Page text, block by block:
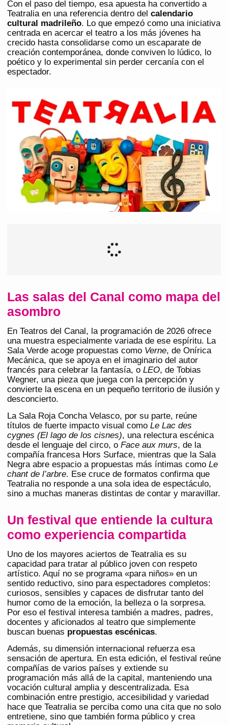
Con el paso del tiempo, esa apuesta ha convertido a
Teatralia en una referencia dentro del calendario
cultural madrileño. Lo que empezó como una iniciativa
centrada en acercar el teatro a los más jóvenes ha
crecido hasta consolidarse como un escaparate de
creación contemporánea, donde conviven lo lúdico, lo
poético y lo experimental sin perder cercanía con el
espectador.
Las salas del Canal como mapa del
asombro
En Teatros del Canal, la programación de 2026 ofrece
una muestra especialmente variada de ese espíritu. La
Sala Verde acoge propuestas como Verne, de Onírica
Mecánica, que se apoya en el imaginario del autor
francés para celebrar la fantasía, o LEO, de Tobias
Wegner, una pieza que juega con la percepción y
convierte la escena en un pequeño territorio de ilusión y
desconcierto.
La Sala Roja Concha Velasco, por su parte, reúne
títulos de fuerte impacto visual como Le Lac des
cygnes (El lago de los cisnes), una relectura escénica
desde el lenguaje del circo, o Face aux murs, de la
compañía francesa Hors Surface, mientras que la Sala
Negra abre espacio a propuestas más íntimas como Le
chant de l’arbre. Ese cruce de formatos confirma que
Teatralia no responde a una sola idea de espectáculo,
sino a muchas maneras distintas de contar y maravillar.
Un festival que entiende la cultura
como experiencia compartida
Uno de los mayores aciertos de Teatralia es su
capacidad para tratar al público joven con respeto
artístico. Aquí no se programa «para niños» en un
sentido reductivo, sino para espectadores completos:
curiosos, sensibles y capaces de disfrutar tanto del
humor como de la emoción, la belleza o la sorpresa.
Por eso el festival interesa también a madres, padres,
docentes y aficionados al teatro que simplemente
buscan buenas propuestas escénicas.
Además, su dimensión internacional refuerza esa
sensación de apertura. En esta edición, el festival reúne
compañías de varios países y extiende su
programación más allá de la capital, manteniendo una
vocación cultural amplia y descentralizada. Esa
combinación entre prestigio, accesibilidad y variedad
hace que Teatralia se perciba como una cita que no solo
entretiene, sino que también forma público y crea